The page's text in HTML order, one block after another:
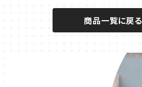
キュウリのコンパニオン
タイム・ハーブ苗
商品一覧に戻る